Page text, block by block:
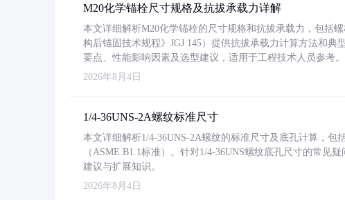
M20化学锚栓尺寸规格及抗拔承载力详解
本文详细解析M20化学锚栓的尺寸规格和抗拔承载力，包括
构后锚固技术规程》JGJ 145）提供抗拔承载力计算方法和
要点、性能影响因素及选型建议，适用于工程技术人员参考。
2026年8月4日
1/4-36UNS-2A螺纹标准尺寸
本文详细解析1/4-36UNS-2A螺纹的标准尺寸及底孔计算，
（ASME B1.1标准）。针对1/4-36UNS螺纹底孔尺寸的常见
建议与扩展知识。
2026年8月4日